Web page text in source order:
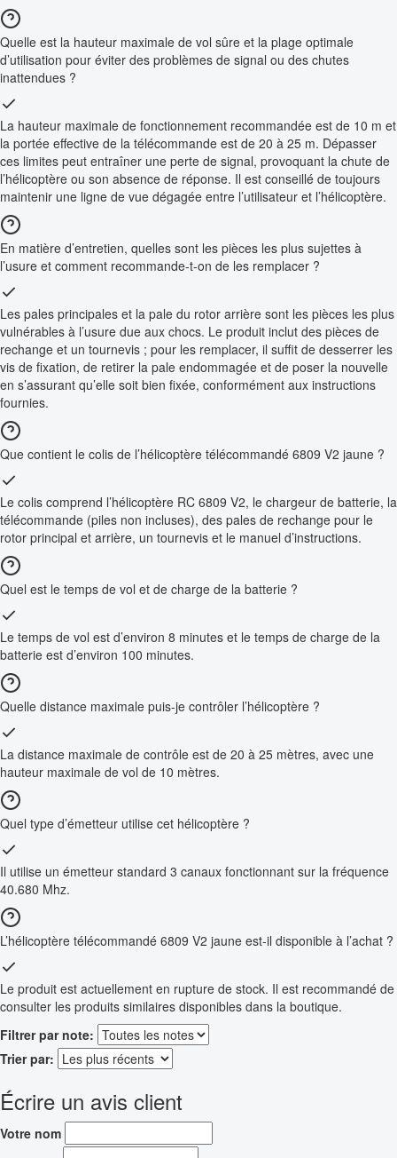
Quelle est la hauteur maximale de vol sûre et la plage optimale
d’utilisation pour éviter des problèmes de signal ou des chutes
inattendues ?
La hauteur maximale de fonctionnement recommandée est de 10 m et
la portée effective de la télécommande est de 20 à 25 m. Dépasser
ces limites peut entraîner une perte de signal, provoquant la chute de
l’hélicoptère ou son absence de réponse. Il est conseillé de toujours
maintenir une ligne de vue dégagée entre l’utilisateur et l’hélicoptère.
En matière d’entretien, quelles sont les pièces les plus sujettes à
l’usure et comment recommande-t-on de les remplacer ?
Les pales principales et la pale du rotor arrière sont les pièces les plus
vulnérables à l’usure due aux chocs. Le produit inclut des pièces de
rechange et un tournevis ; pour les remplacer, il suffit de desserrer les
vis de fixation, de retirer la pale endommagée et de poser la nouvelle
en s’assurant qu’elle soit bien fixée, conformément aux instructions
fournies.
Que contient le colis de l’hélicoptère télécommandé 6809 V2 jaune ?
Le colis comprend l’hélicoptère RC 6809 V2, le chargeur de batterie, la
télécommande (piles non incluses), des pales de rechange pour le
rotor principal et arrière, un tournevis et le manuel d’instructions.
Quel est le temps de vol et de charge de la batterie ?
Le temps de vol est d’environ 8 minutes et le temps de charge de la
batterie est d’environ 100 minutes.
Quelle distance maximale puis-je contrôler l’hélicoptère ?
La distance maximale de contrôle est de 20 à 25 mètres, avec une
hauteur maximale de vol de 10 mètres.
Quel type d’émetteur utilise cet hélicoptère ?
Il utilise un émetteur standard 3 canaux fonctionnant sur la fréquence
40.680 Mhz.
L’hélicoptère télécommandé 6809 V2 jaune est-il disponible à l’achat ?
Le produit est actuellement en rupture de stock. Il est recommandé de
consulter les produits similaires disponibles dans la boutique.
Filtrer par note:
Trier par:
Écrire un avis client
Votre nom